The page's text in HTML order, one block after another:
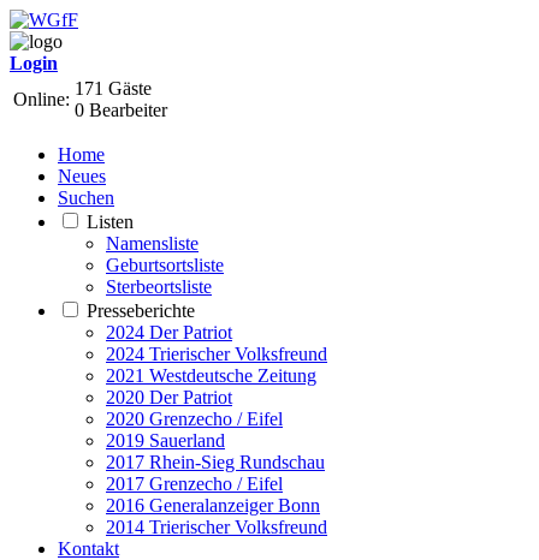
Login
Online:
171 Gäste
0 Bearbeiter
Home
Neues
Suchen
Listen
Namensliste
Geburtsortsliste
Sterbeortsliste
Presseberichte
2024 Der Patriot
2024 Trierischer Volksfreund
2021 Westdeutsche Zeitung
2020 Der Patriot
2020 Grenzecho / Eifel
2019 Sauerland
2017 Rhein-Sieg Rundschau
2017 Grenzecho / Eifel
2016 Generalanzeiger Bonn
2014 Trierischer Volksfreund
Kontakt